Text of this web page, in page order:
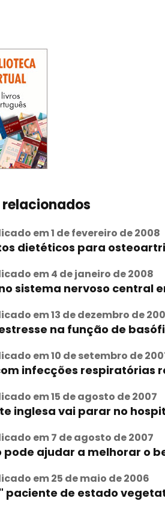
em 1 de fevereiro de 2008
dietéticos para
em 4 de janeiro de 2008
sistema nervoso central
em 13 de dezembro de
na função de
em 10 de setembro de
infecções respiratórias
em 15 de agosto de 2007
inglesa vai parar no
em 7 de agosto de 2007
ajudar a melhorar o
em 25 de maio de 2006
paciente de estado